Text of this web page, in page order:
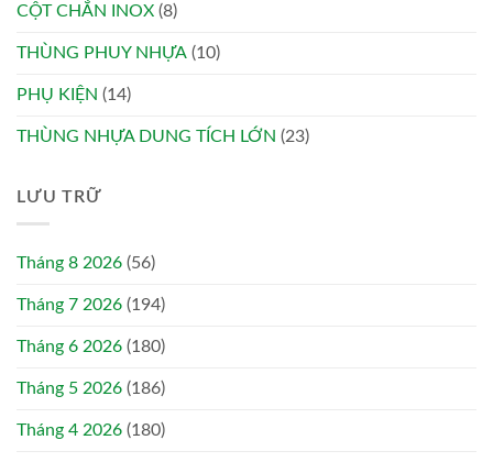
CỘT CHẮN INOX (8)
THÙNG PHUY NHỰA (10)
PHỤ KIỆN (14)
THÙNG NHỰA DUNG TÍCH LỚN (23)
LƯU TRỮ
Tháng 8 2026 (56)
Tháng 7 2026 (194)
Tháng 6 2026 (180)
Tháng 5 2026 (186)
Tháng 4 2026 (180)